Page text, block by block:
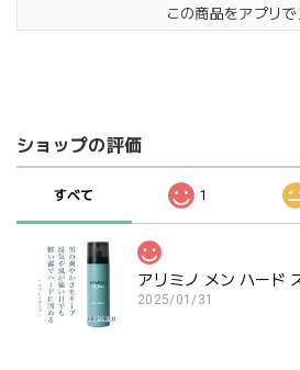
この商品をアプリで
ショップの評価
すべて 1
アリミノ メン ハード
2025/01/31